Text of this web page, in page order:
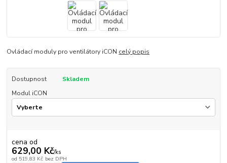
Ovládací moduly pro ventilátory iCON celý popis
Dostupnost
Skladem
Modul iCON
cena od
629,00 Kč/ks
od 519,83 Kč bez DPH